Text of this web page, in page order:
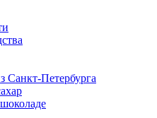
Санкт-Петербурга